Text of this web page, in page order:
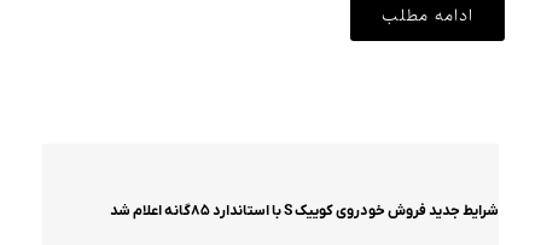
ادامه مطلب
شرایط جدید فروش خودروی کوییک S با استاندارد ۸۵گانه اعلام شد